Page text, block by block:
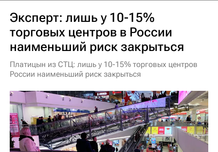
Эксперт: лишь у 10-15%
торговых центров в России
наименьший риск закрыться
Платицын из СТЦ: лишь у 10-15% торговых центров
России наименьший риск закрыться